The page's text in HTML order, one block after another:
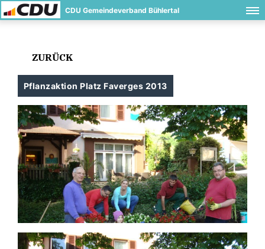
CDU Gemeindeverband Bühlertal
ZURÜCK
Pflanzaktion Platz Faverges 2013